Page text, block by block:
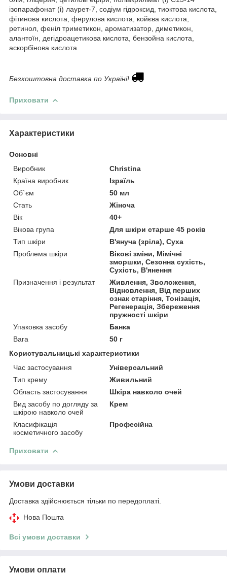
ізопарафонат (і) лаурет-7, содіум гідроксид, тиоктова кислота,
фітинова кислота, ферулова кислота, койєва кислота,
ретинол, феніл триметикон, ароматизатор, диметикон,
алантоїн, дегідроацетикова кислота, бензойна кислота,
аскорбінова кислота.
Безкоштовна доставка по Україні!
Приховати
Характеристики
Основні
Виробник
Christina
Країна виробник
Ізраїль
Об`єм
50 мл
Стать
Жіноча
Вік
40+
Вікова група
Для шкіри старше 45 років
Тип шкіри
В'януча (зріла), Суха
Проблема шкіри
Вікові зміни, Мімічні
зморшки, Сезонна сухість,
Сухість, В'янення
Призначення і результат
Живлення, Зволоження,
Відновлення, Від перших
ознак старіння, Тонізація,
Регенерація, Збереження
пружності шкіри
Упаковка засобу
Банка
Вага
50 г
Користувальницькі характеристики
Час застосування
Універсальний
Тип крему
Живильний
Область застосування
Шкіра навколо очей
Вид засобу по догляду за
шкірою навколо очей
Крем
Класифікація
косметичного засобу
Професійна
Приховати
Умови доставки
Доставка здійснюється тільки по передоплаті.
Нова Пошта
Всі умови доставки
Умови оплати